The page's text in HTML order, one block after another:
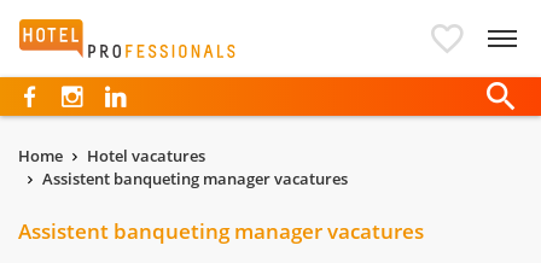
Hotelprofessionals
Home
Hotel vacatures
Assistent banqueting manager vacatures
Assistent banqueting manager vacatures